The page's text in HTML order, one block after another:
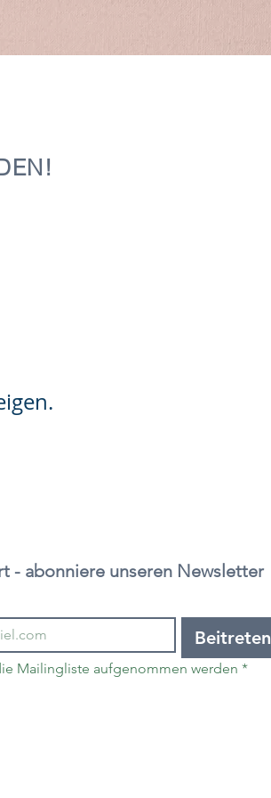
Bleibe informiert - abonniere unseren Newsletter
Beitreten
Mailingliste aufgenommen werden *